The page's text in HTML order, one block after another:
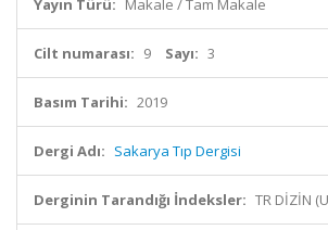
Yayın Türü: Makale / Tam Makale
Cilt numarası: 9 Sayı: 3
Basım Tarihi: 2019
Dergi Adı: Sakarya Tıp Dergisi
Derginin Tarandığı İndeksler: TR DİZİN